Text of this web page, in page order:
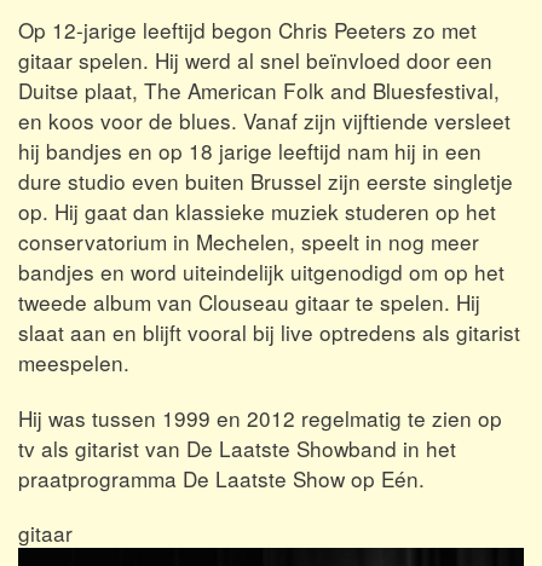
Op 12-jarige leeftijd begon Chris Peeters zo met
gitaar spelen. Hij werd al snel beïnvloed door een
Duitse plaat, The American Folk and Bluesfestival,
en koos voor de blues. Vanaf zijn vijftiende versleet
hij bandjes en op 18 jarige leeftijd nam hij in een
dure studio even buiten Brussel zijn eerste singletje
op. Hij gaat dan klassieke muziek studeren op het
conservatorium in Mechelen, speelt in nog meer
bandjes en word uiteindelijk uitgenodigd om op het
tweede album van Clouseau gitaar te spelen. Hij
slaat aan en blijft vooral bij live optredens als gitarist
meespelen.
Hij was tussen 1999 en 2012 regelmatig te zien op
tv als gitarist van De Laatste Showband in het
praatprogramma De Laatste Show op Eén.
gitaar